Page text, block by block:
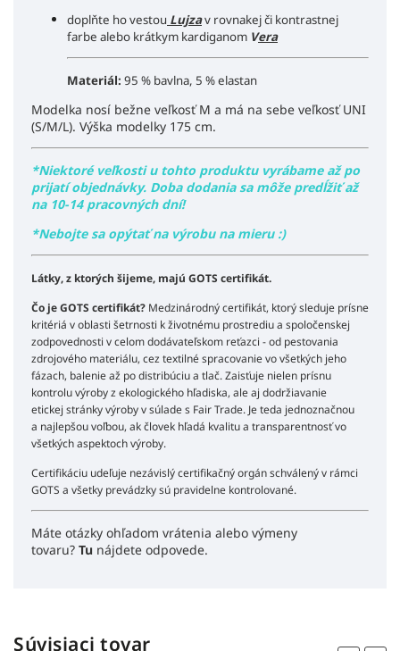
doplňte ho vestou Lujzav rovnakej či kontrastnej
farbe alebo krátkym kardiganom Vera
Materiál: 95 % bavlna, 5 % elastan
Modelka nosí bežne veľkosť M a má na sebe veľkosť UNI
(S/M/L). Výška modelky 175 cm.
*Niektoré veľkosti u tohto produktu vyrábame až po
prijatí objednávky. Doba dodania sa môže predĺžiť až
na 10-14 pracovných dní!
*Nebojte sa opýtať na výrobu na mieru :)
Látky, z ktorých šijeme, majú GOTS certifikát.
Čo je GOTS certifikát? Medzinárodný certifikát, ktorý sleduje prísne
kritériá v oblasti šetrnosti k životnému prostrediu a spoločenskej
zodpovednosti v celom dodávateľskom reťazci - od pestovania
zdrojového materiálu, cez textilné spracovanie vo všetkých jeho
fázach, balenie až po distribúciu a tlač. Zaisťuje nielen prísnu
kontrolu výroby z ekologického hľadiska, ale aj dodržiavanie
etickej stránky výroby v súlade s Fair Trade. Je teda jednoznačnou
a najlepšou voľbou, ak človek hľadá kvalitu a transparentnosť vo
všetkých aspektoch výroby.
Certifikáciu udeľuje nezávislý certifikačný orgán schválený v rámci
GOTS a všetky prevádzky sú pravidelne kontrolované.
Máte otázky ohľadom vrátenia alebo výmeny
tovaru? Tu nájdete odpovede.
Súvisiaci tovar